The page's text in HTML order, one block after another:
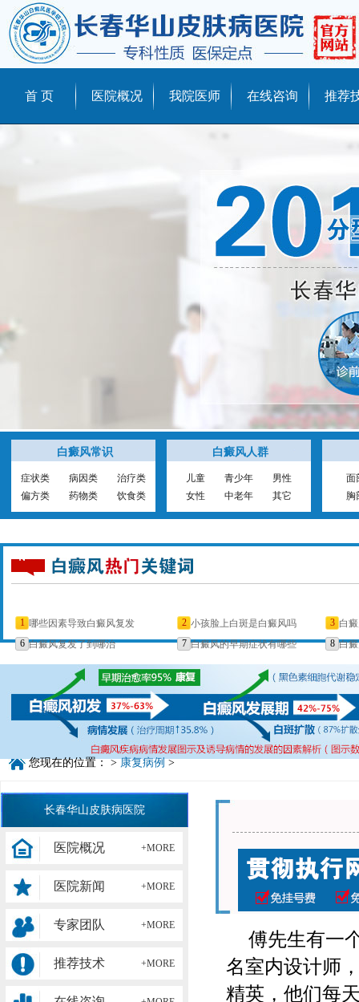
首 页 医院概况 我院医师 在线咨询 推荐
白癜风常识
症状类 病因类
治疗类
偏方类
药物类 饮食类
白癜风人群
儿童 青少年
男性
女性
中老年 其它
面
胸
1 哪些因素导致白癜风复发 2 小孩脸上白斑是白癜风吗 3 白
6 白癜风复发了到哪治 7 白癜风的早期症状有哪些 8 白
您现在的位置：>康复病例>
傅先生有一
名室内设计师
精英，他们每
长春华山皮肤病医院
医院概况 +MORE
医院新闻 +MORE
专家团队 +MORE
推荐技术 +MORE